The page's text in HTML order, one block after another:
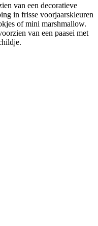
van een decoratieve
in frisse voorjaarskleuren
of mini marshmallow.
van een paasei met